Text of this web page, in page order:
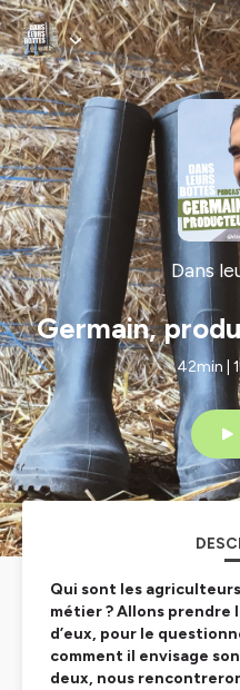
Dans
Germain,
42min |
Qui sont les
métier ? Allons prendre
d’eux, pour le
comment il envisage
deux, nous